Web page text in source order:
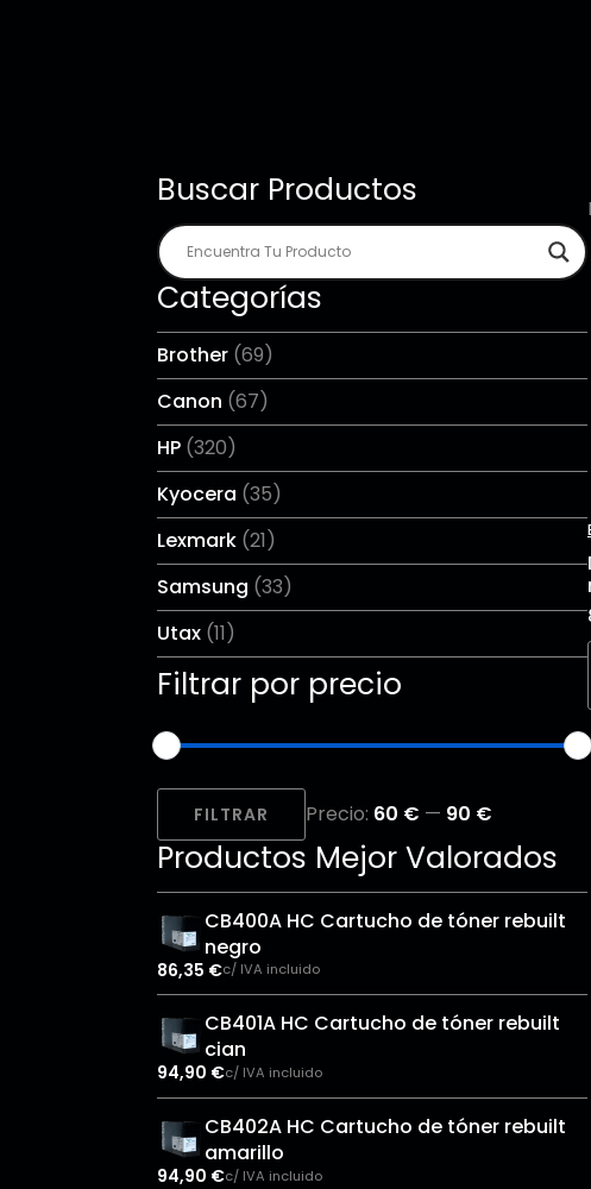
Buscar Productos
Categorías
Brother (69)
Canon (67)
HP (320)
Kyocera (35)
Lexmark (21)
Samsung (33)
Utax (11)
Filtrar por precio
Precio
mínimo
Precio
máximo
FILTRAR Precio: 60 € — 90 €
Productos Mejor Valorados
CB400A HC Cartucho de tóner rebuilt
negro
86,35 €c/ IVA incluido
CB401A HC Cartucho de tóner rebuilt
cian
94,90 €c/ IVA incluido
CB402A HC Cartucho de tóner rebuilt
amarillo
94,90 €c/ IVA incluido